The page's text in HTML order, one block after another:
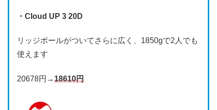
・Cloud UP 3 20D
リッジポールがついてさらに広く、1850gで2人でも
使えます
20678円→18610円